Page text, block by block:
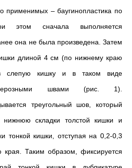
применимых – баугинопластика по
этом сначала выполняется
она не была произведена. Затем
длиной 4 см (по нижнему краю
в слепую кишку и в таком виде
серозными швами (рис. 1).
треугольный шов, который
складки толстой кишки и
тонкой кишки, отступая на 0,2-0,3
Таким образом, фиксируется